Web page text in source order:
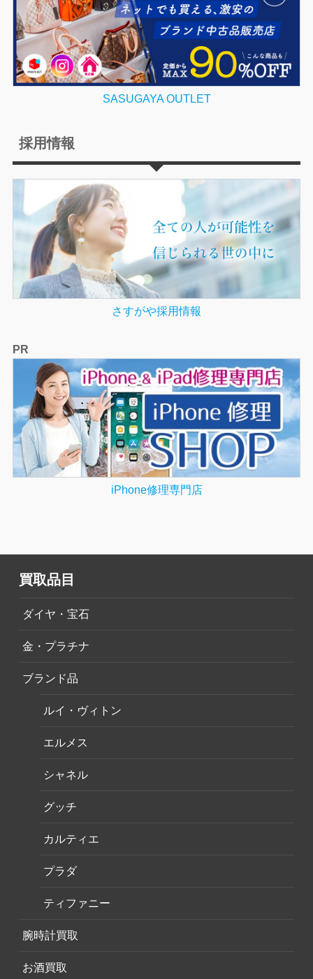
SASUGAYA OUTLET
採用情報
さすがや採用情報
PR
iPhone修理専門店
買取品目
ダイヤ・宝石
金・プラチナ
ブランド品
ルイ・ヴィトン
エルメス
シャネル
グッチ
カルティエ
プラダ
ティファニー
腕時計買取
お酒買取